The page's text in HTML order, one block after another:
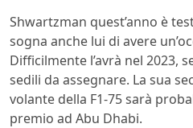
Shwartzman quest’anno è
sogna anche lui di avere
Difficilmente l’avrà nel 2023,
sedili da assegnare. La sua
volante della F1-75 sarà
premio ad Abu Dhabi.